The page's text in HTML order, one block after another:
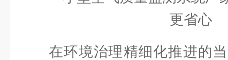
在环境治理精细化推进的